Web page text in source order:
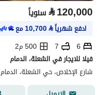
⃁120,000 سنوياً
ادفع شهرياً⃁
10,700مع
6
7
500 م2
فيلا للايجار في الشعلة، الدمام
شارع الإخلاص، حي الشعلة، الدمام